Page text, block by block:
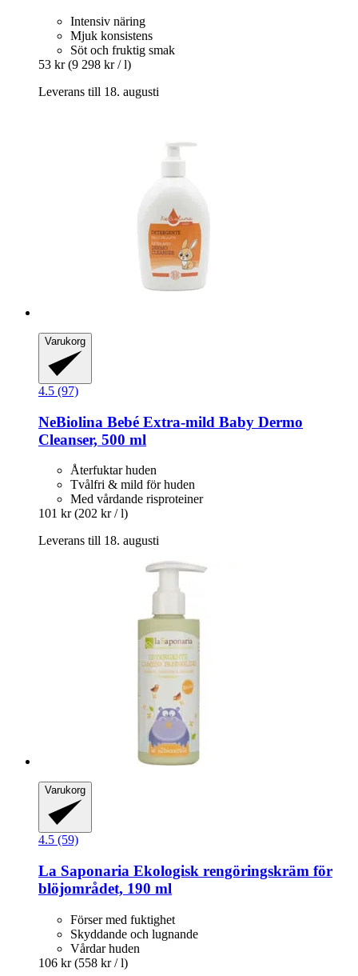
Intensiv näring
Mjuk konsistens
Söt och fruktig smak
53 kr (9 298 kr / l)
Leverans till 18. augusti
Varukorg
4.5 (97)
NeBiolina Bebé Extra-​mild Baby Dermo
Cleanser, 500 ml
Återfuktar huden
Tvålfri & mild för huden
Med vårdande risproteiner
101 kr (202 kr / l)
Leverans till 18. augusti
Varukorg
4.5 (59)
La Saponaria Ekologisk rengöringskräm för
blöjområdet, 190 ml
Förser med fuktighet
Skyddande och lugnande
Vårdar huden
106 kr (558 kr / l)